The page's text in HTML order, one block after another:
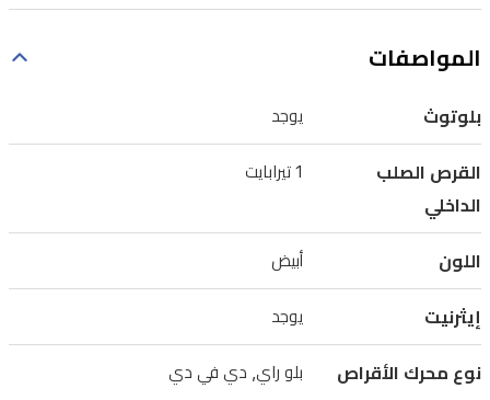
هرتز.
يوفر
والإيثرنت
والواي
فاي
لاتصال
للأونلاين
وتدفق
الوسائط،
وهو
المواصفات
بلوتوث يوجد
القرص الصلب
الداخلي
1 تيرابايت
اللون أبيض
إيثرنيت يوجد
نوع محرك الأقراص بلو راي, دي في دي